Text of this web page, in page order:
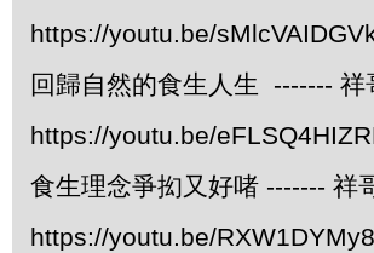
https://youtu.be/
回歸自然的食生人生 ------- 祥
https://youtu.be/
食生理念爭抝又好啫 ------- 祥
https://youtu.be/